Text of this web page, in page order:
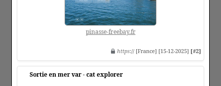
pinasse-freebay.fr
https:// [France] [15-12-2025] [#2]
Sortie en mer var - cat explorer